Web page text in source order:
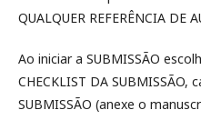
QUALQUER REFERÊNCIA DE
Ao iniciar a SUBMISSÃO
CHECKLIST DA SUBMISSÃO,
SUBMISSÃO (anexe o